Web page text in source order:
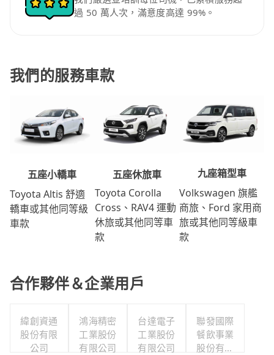
過 50 萬人次，滿意度高達 99%。
我們的服務車款
五座小轎車
Toyota Altis 舒適
轎車或其他同等級
車款
五座休旅車
Toyota Corolla
Cross、RAV4 運動
休旅或其他同等車
款
九座箱型車
Volkswagen 旗艦
商旅、Ford 家用商
旅或其他同等級車
款
合作夥伴＆企業用戶
緯創資通
股份有限
公司
鴻海精密
工業股份
有限公司
台達電子
工業股份
有限公司
聯發國際
餐飲事業
股份有限